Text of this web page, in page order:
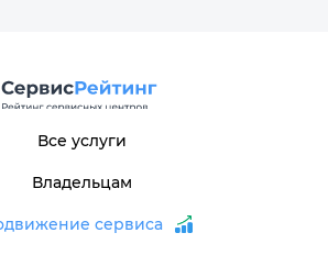
Все услуги
Владельцам
сервиса